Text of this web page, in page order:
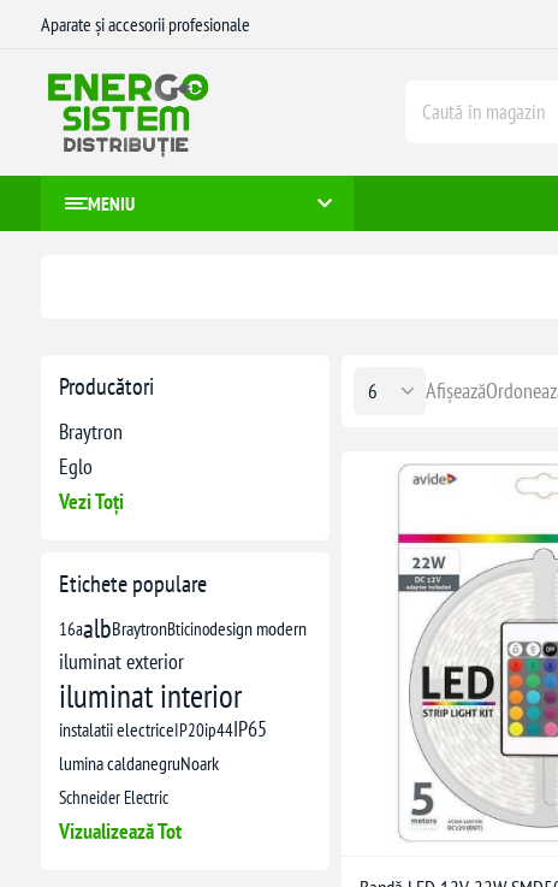
Aparate și accesorii profesionale
MENIU
Producători
Braytron
Eglo
Vezi Toți
Etichete populare
16aalbBraytronBticinodesign modern
iluminat exterior
iluminat interior
instalatii electriceIP20ip44IP65
lumina caldanegruNoark
Schneider Electric
Vizualizează Tot
Afișează